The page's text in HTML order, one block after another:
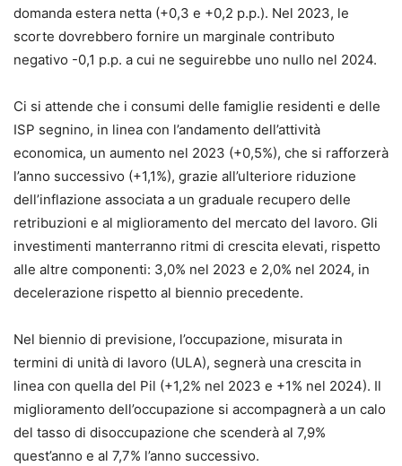
domanda estera netta (+0,3 e +0,2 p.p.). Nel 2023, le
scorte dovrebbero fornire un marginale contributo
negativo -0,1 p.p. a cui ne seguirebbe uno nullo nel 2024.
Ci si attende che i consumi delle famiglie residenti e delle
ISP segnino, in linea con l’andamento dell’attività
economica, un aumento nel 2023 (+0,5%), che si rafforzerà
l’anno successivo (+1,1%), grazie all’ulteriore riduzione
dell’inflazione associata a un graduale recupero delle
retribuzioni e al miglioramento del mercato del lavoro. Gli
investimenti manterranno ritmi di crescita elevati, rispetto
alle altre componenti: 3,0% nel 2023 e 2,0% nel 2024, in
decelerazione rispetto al biennio precedente.
Nel biennio di previsione, l’occupazione, misurata in
termini di unità di lavoro (ULA), segnerà una crescita in
linea con quella del Pil (+1,2% nel 2023 e +1% nel 2024). Il
miglioramento dell’occupazione si accompagnerà a un calo
del tasso di disoccupazione che scenderà al 7,9%
quest’anno e al 7,7% l’anno successivo.